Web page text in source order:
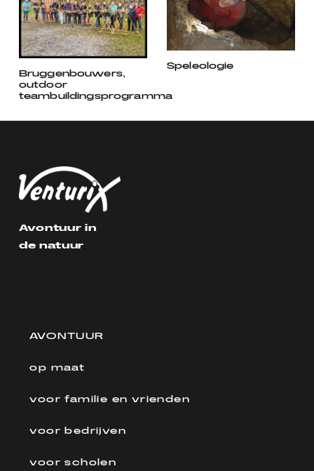
Bruggenbouwers,
outdoor
teambuildingsprogramma
Speleologie
Avontuur in
de natuur
AVONTUUR
op maat
voor familie en vrienden
voor bedrijven
voor scholen